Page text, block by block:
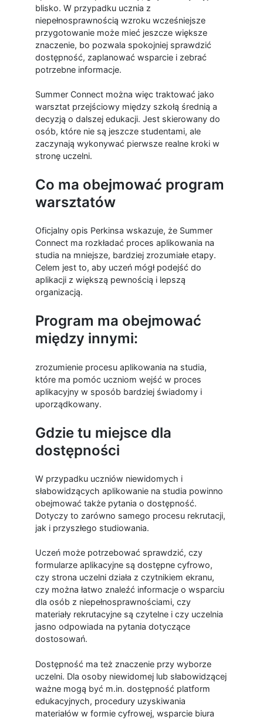
blisko. W przypadku ucznia z
niepełnosprawnością wzroku wcześniejsze
przygotowanie może mieć jeszcze większe
znaczenie, bo pozwala spokojniej sprawdzić
dostępność, zaplanować wsparcie i zebrać
potrzebne informacje.
Summer Connect można więc traktować jako
warsztat przejściowy między szkołą średnią a
decyzją o dalszej edukacji. Jest skierowany do
osób, które nie są jeszcze studentami, ale
zaczynają wykonywać pierwsze realne kroki w
stronę uczelni.
Co ma obejmować program
warsztatów
Oficjalny opis Perkinsa wskazuje, że Summer
Connect ma rozkładać proces aplikowania na
studia na mniejsze, bardziej zrozumiałe etapy.
Celem jest to, aby uczeń mógł podejść do
aplikacji z większą pewnością i lepszą
organizacją.
Program ma obejmować
między innymi:
zrozumienie procesu aplikowania na studia,
które ma pomóc uczniom wejść w proces
aplikacyjny w sposób bardziej świadomy i
uporządkowany.
Gdzie tu miejsce dla
dostępności
W przypadku uczniów niewidomych i
słabowidzących aplikowanie na studia powinno
obejmować także pytania o dostępność.
Dotyczy to zarówno samego procesu rekrutacji,
jak i przyszłego studiowania.
Uczeń może potrzebować sprawdzić, czy
formularze aplikacyjne są dostępne cyfrowo,
czy strona uczelni działa z czytnikiem ekranu,
czy można łatwo znaleźć informacje o wsparciu
dla osób z niepełnosprawnościami, czy
materiały rekrutacyjne są czytelne i czy uczelnia
jasno odpowiada na pytania dotyczące
dostosowań.
Dostępność ma też znaczenie przy wyborze
uczelni. Dla osoby niewidomej lub słabowidzącej
ważne mogą być m.in. dostępność platform
edukacyjnych, procedury uzyskiwania
materiałów w formie cyfrowej, wsparcie biura